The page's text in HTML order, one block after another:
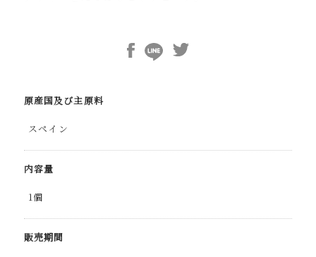
原産国及び主原料
スペイン
内容量
1個
販売期間